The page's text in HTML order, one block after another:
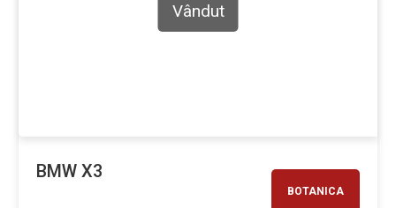
BOTANICA
Vândut
BMW X3